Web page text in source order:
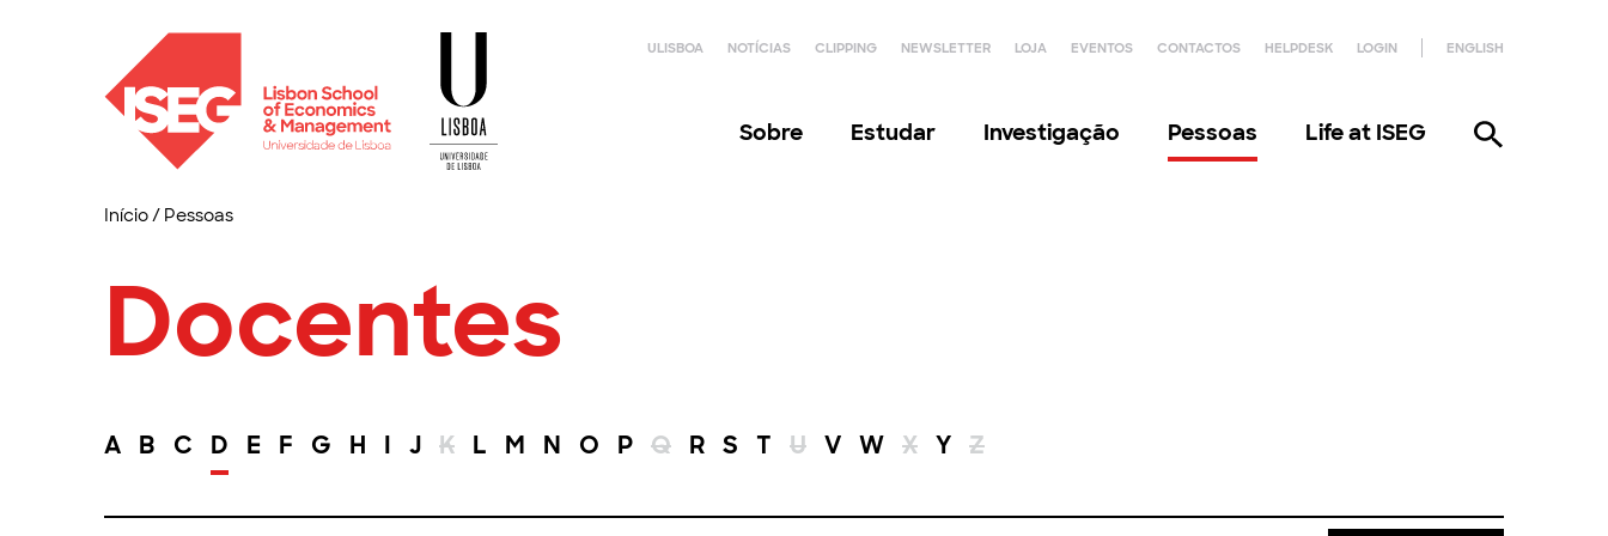
ULISBOA NOTÍCIAS CLIPPING NEWSLETTER LOJA EVENTOS CONTACTOS HELPDESK LOGIN ENGLISH
Sobre Estudar Investigação Pessoas Life at ISEG
Início/ Pessoas
Docentes
A B C D E F G H I J K L M N O P Q R S T U V W X Y Z